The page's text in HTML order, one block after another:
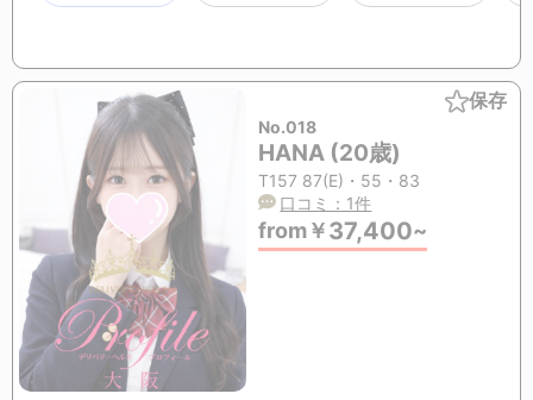
保存
No.018
HANA (20歳)
T157 87(E)・55・83
口コミ：1件
from￥37,400~